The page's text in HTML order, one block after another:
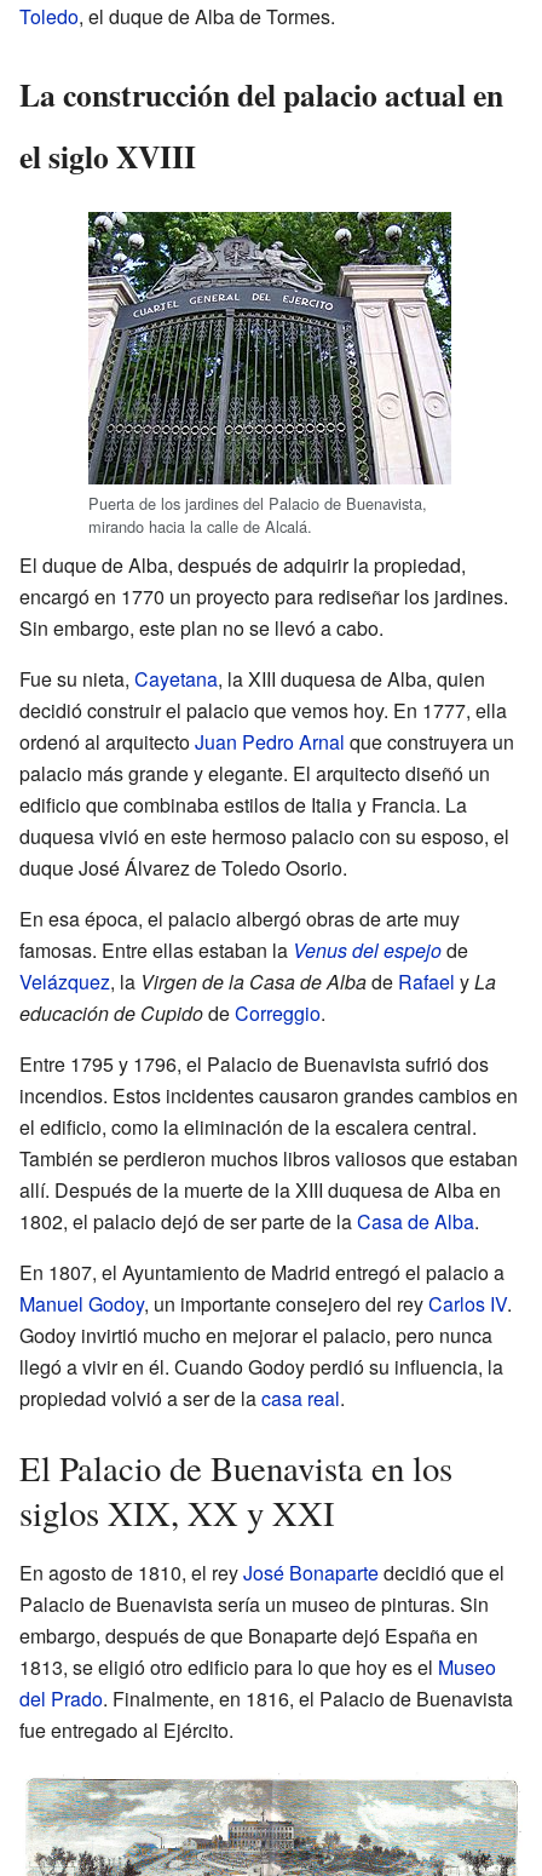
Toledo, el duque de Alba de Tormes.
La construcción del palacio actual en
el siglo XVIII
Puerta de los jardines del Palacio de Buenavista,
mirando hacia la calle de Alcalá.
El duque de Alba, después de adquirir la propiedad,
encargó en 1770 un proyecto para rediseñar los jardines.
Sin embargo, este plan no se llevó a cabo.
Fue su nieta, Cayetana, la XIII duquesa de Alba, quien
decidió construir el palacio que vemos hoy. En 1777, ella
ordenó al arquitectoJuan Pedro Arnal que construyera un
palacio más grande y elegante. El arquitecto diseñó un
edificio que combinaba estilos de Italia y Francia. La
duquesa vivió en este hermoso palacio con su esposo, el
duque José Álvarez de Toledo Osorio.
En esa época, el palacio albergó obras de arte muy
famosas. Entre ellas estaban la Venus del espejode
Velázquez, la Virgen de la Casa de Albade Rafael yLa
educación de CupidodeCorreggio.
Entre 1795 y 1796, el Palacio de Buenavista sufrió dos
incendios. Estos incidentes causaron grandes cambios en
el edificio, como la eliminación de la escalera central.
También se perdieron muchos libros valiosos que estaban
allí. Después de la muerte de la XIII duquesa de Alba en
1802, el palacio dejó de ser parte de laCasa de Alba.
En 1807, el Ayuntamiento de Madrid entregó el palacio a
Manuel Godoy, un importante consejero del reyCarlos IV.
Godoy invirtió mucho en mejorar el palacio, pero nunca
llegó a vivir en él. Cuando Godoy perdió su influencia, la
propiedad volvió a ser de lacasa real.
El Palacio de Buenavista en los
siglos XIX, XX y XXI
En agosto de 1810, el reyJosé Bonapartedecidió que el
Palacio de Buenavista sería un museo de pinturas. Sin
embargo, después de que Bonaparte dejó España en
1813, se eligió otro edificio para lo que hoy es el Museo
del Prado. Finalmente, en 1816, el Palacio de Buenavista
fue entregado al Ejército.